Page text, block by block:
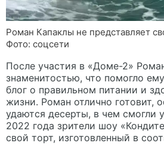
Роман Капаклы не представляет
Фото: соцсети
После участия в «Доме-2»
знаменитостью, что помогло
блог о правильном питании и
жизни. Роман отлично готовит,
удаются десерты, в чем смогли
2022 года зрители шоу
свой торт, изготовленный в